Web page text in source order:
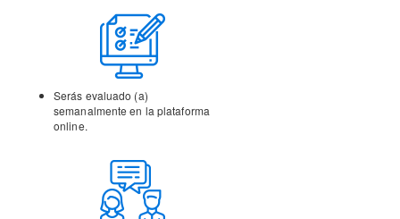
Serás evaluado (a)
semanalmente en la plataforma
online.